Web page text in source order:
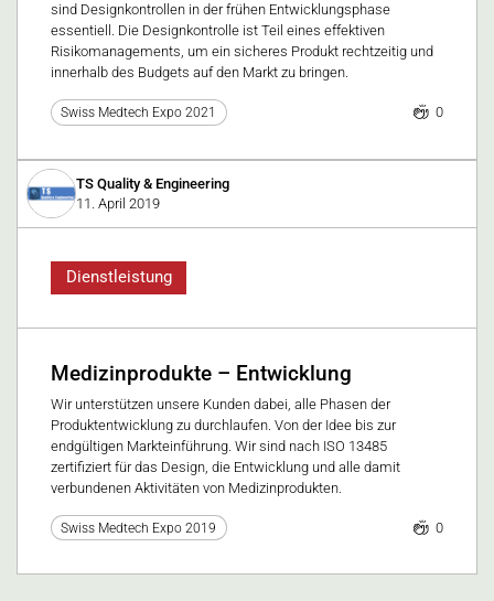
sind Designkontrollen in der frühen Entwicklungsphase
essentiell. Die Designkontrolle ist Teil eines effektiven
Risikomanagements, um ein sicheres Produkt rechtzeitig und
innerhalb des Budgets auf den Markt zu bringen.
Swiss Medtech Expo 2021 0
TS Quality & Engineering
11. April 2019
Dienstleistung
Medizinprodukte – Entwicklung
Wir unterstützen unsere Kunden dabei, alle Phasen der
Produktentwicklung zu durchlaufen. Von der Idee bis zur
endgültigen Markteinführung. Wir sind nach ISO 13485
zertifiziert für das Design, die Entwicklung und alle damit
verbundenen Aktivitäten von Medizinprodukten.
Swiss Medtech Expo 2019 0